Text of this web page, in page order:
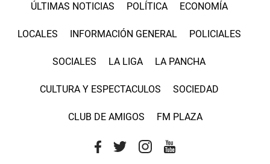
ÚLTIMAS NOTICIAS POLÍTICA ECONOMÍA
LOCALES INFORMACIÓN GENERAL POLICIALES
SOCIALES LA LIGA LA PANCHA
CULTURA Y ESPECTACULOS SOCIEDAD
CLUB DE AMIGOS FM PLAZA